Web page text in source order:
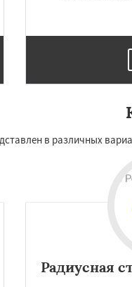
в различных
Радиусная